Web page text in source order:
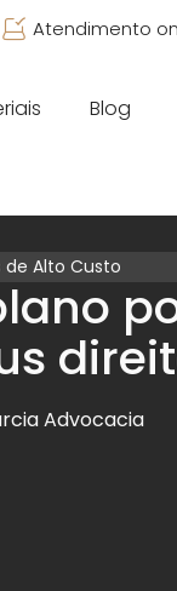
Atendimento
Blog
Alto Custo
Advocacia